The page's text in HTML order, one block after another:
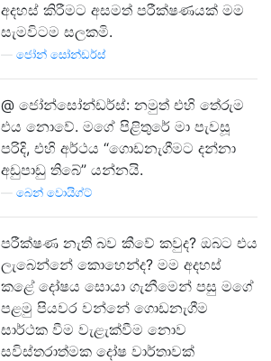
අදහස් කිරීමට අසමත් පරීක්ෂණයක් මම
සැමවිටම සලකමි.
ජෝන් සෝන්ඩර්ස්
@ ජෝන්සෝන්ඩර්ස්: නමුත් එහි තේරුම
එය නොවේ. මගේ පිළිතුරේ මා පැවසූ
පරිදි, එහි අර්ථය “ගොඩනැගීමට දන්නා
අඩුපාඩු තිබේ” යන්නයි.
බෙන් වොයිග්ට්
පරීක්ෂණ නැති බව කීවේ කවුද? ඔබට එය
ලැබෙන්නේ කොහෙන්ද? මම අදහස්
කළේ දෝෂය සොයා ගැනීමෙන් පසු මගේ
පළමු පියවර වන්නේ ගොඩනැගීම
සාර්ථක වීම වැළැක්වීම නොව
සවිස්තරාත්මක දෝෂ වාර්තාවක්